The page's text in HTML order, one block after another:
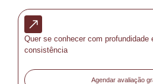
Quer se conhecer com profundidade
consistência
Agendar avaliação